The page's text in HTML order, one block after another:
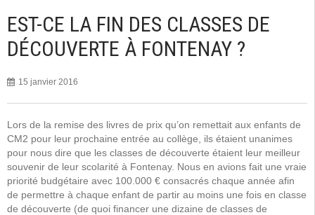
EST-CE LA FIN DES CLASSES DE
DÉCOUVERTE À FONTENAY ?
15 janvier 2016
Lors de la remise des livres de prix qu’on remettait aux enfants de
CM2 pour leur prochaine entrée au collège, ils étaient unanimes
pour nous dire que les classes de découverte étaient leur meilleur
souvenir de leur scolarité à Fontenay. Nous en avions fait une vraie
priorité budgétaire avec 100.000 € consacrés chaque année afin
de permettre à chaque enfant de partir au moins une fois en classe
de découverte (de quoi financer une dizaine de classes de